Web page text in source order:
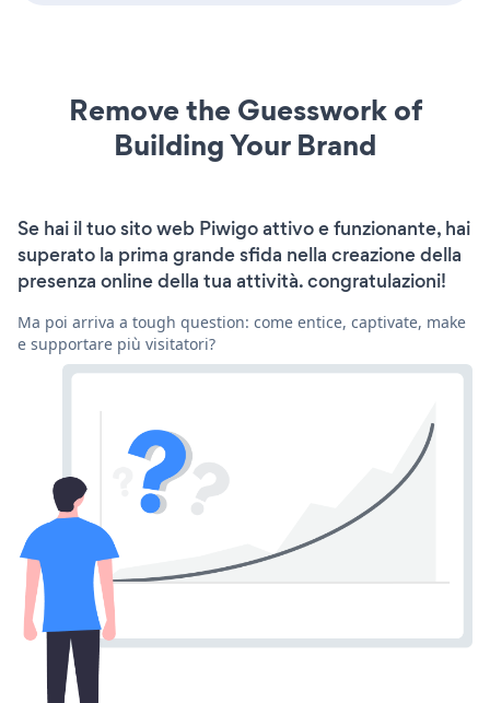
Remove the Guesswork of
Building Your Brand
Se hai il tuo sito web Piwigo attivo e funzionante, hai
superato la prima grande sfida nella creazione della
presenza online della tua attività. congratulazioni!
Ma poi arriva a tough question: come entice, captivate, make
e supportare più visitatori?